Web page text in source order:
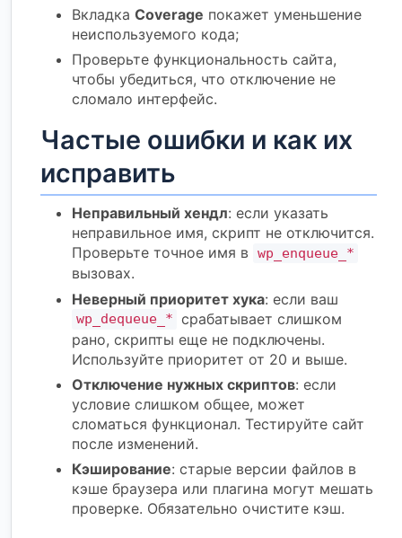
ВкладкаCoverage покажет уменьшение
неиспользуемого кода;
Проверьте функциональность сайта,
чтобы убедиться, что отключение не
сломало интерфейс.
Частые ошибки и как их
исправить
Неправильный хендл: если указать
неправильное имя, скрипт не отключится.
Проверьте точное имя в
wp_enqueue_*
вызовах.
Неверный приоритет хука: если ваш
wp_dequeue_* срабатывает слишком
рано, скрипты еще не подключены.
Используйте приоритет от 20 и выше.
Отключение нужных скриптов: если
условие слишком общее, может
сломаться функционал. Тестируйте сайт
после изменений.
Кэширование: старые версии файлов в
кэше браузера или плагина могут мешать
проверке. Обязательно очистите кэш.